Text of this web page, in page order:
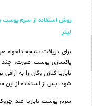
لیتر
برای دریافت نتیجه
پاکسازی پوست صورت،
باباریا کلاژن وگان را به
شود. پس از استفاده از این